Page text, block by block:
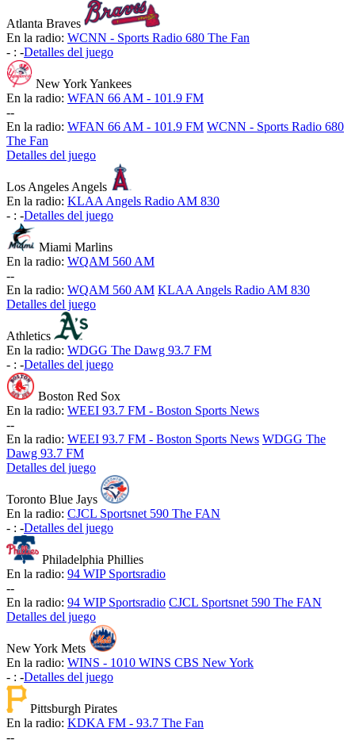
Atlanta Braves
En la radio: WCNN - Sports Radio 680 The Fan
- : -Detalles del juego
New York Yankees
En la radio: WFAN 66 AM - 101.9 FM
--
En la radio: WFAN 66 AM - 101.9 FM WCNN - Sports Radio 680
The Fan
Detalles del juego
Los Angeles Angels
En la radio: KLAA Angels Radio AM 830
- : -Detalles del juego
Miami Marlins
En la radio: WQAM 560 AM
--
En la radio: WQAM 560 AM KLAA Angels Radio AM 830
Detalles del juego
Athletics
En la radio: WDGG The Dawg 93.7 FM
- : -Detalles del juego
Boston Red Sox
En la radio: WEEI 93.7 FM - Boston Sports News
--
En la radio: WEEI 93.7 FM - Boston Sports News WDGG The
Dawg 93.7 FM
Detalles del juego
Toronto Blue Jays
En la radio: CJCL Sportsnet 590 The FAN
- : -Detalles del juego
Philadelphia Phillies
En la radio: 94 WIP Sportsradio
--
En la radio: 94 WIP Sportsradio CJCL Sportsnet 590 The FAN
Detalles del juego
New York Mets
En la radio: WINS - 1010 WINS CBS New York
- : -Detalles del juego
Pittsburgh Pirates
En la radio: KDKA FM - 93.7 The Fan
--